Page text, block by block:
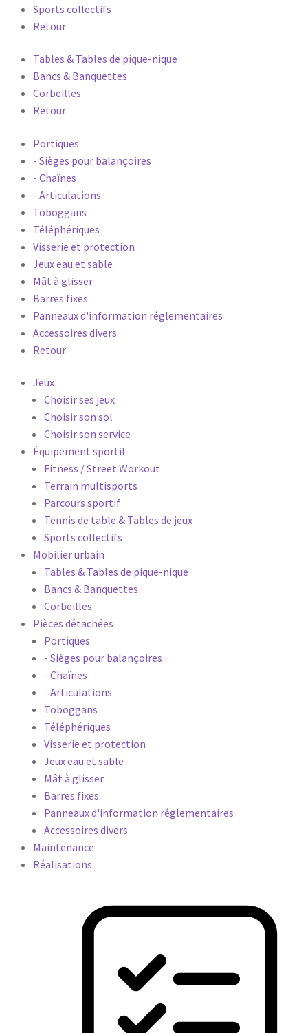
Sports collectifs
Retour
Tables & Tables de pique-nique
Bancs & Banquettes
Corbeilles
Retour
Portiques
- Sièges pour balançoires
- Chaînes
- Articulations
Toboggans
Téléphériques
Visserie et protection
Jeux eau et sable
Mât à glisser
Barres fixes
Panneaux d'information réglementaires
Accessoires divers
Retour
Jeux
Choisir ses jeux
Choisir son sol
Choisir son service
Équipement sportif
Fitness / Street Workout
Terrain multisports
Parcours sportif
Tennis de table & Tables de jeux
Sports collectifs
Mobilier urbain
Tables & Tables de pique-nique
Bancs & Banquettes
Corbeilles
Pièces détachées
Portiques
- Sièges pour balançoires
- Chaînes
- Articulations
Toboggans
Téléphériques
Visserie et protection
Jeux eau et sable
Mât à glisser
Barres fixes
Panneaux d'information réglementaires
Accessoires divers
Maintenance
Réalisations